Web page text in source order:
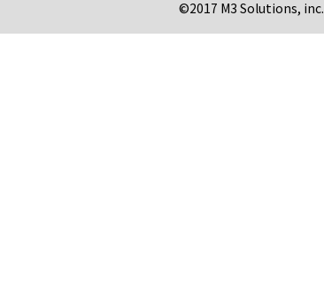
©2017 M3 Solutions, inc.